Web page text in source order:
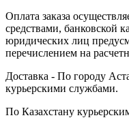
Оплата заказа
средствами, банковской
юридических лиц
перечислением на
Доставка - По городу
курьерскими службами.
По Казахстану